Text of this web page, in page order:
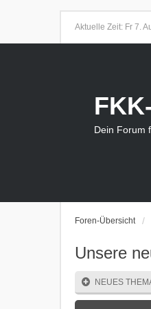
Aktuelle Zeit: Fr 7.
Dein Forum
Foren-Übersicht
Unsere
NEUES